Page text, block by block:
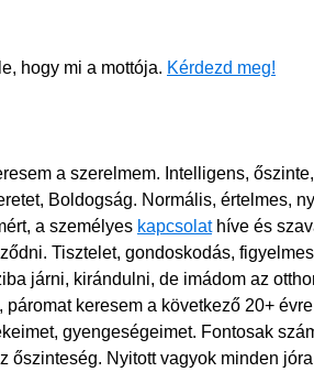
hogy mi a mottója. Kérdezd meg!
a szerelmem. Intelligens,
Boldogság. Normális, értelmes,
a személyes kapcsolathíve és
Tisztelet, gondoskodás,
járni, kirándulni, de imádom az
páromat keresem a következő 20+
gyengeségeimet. Fontosak
őszinteség. Nyitott vagyok minden